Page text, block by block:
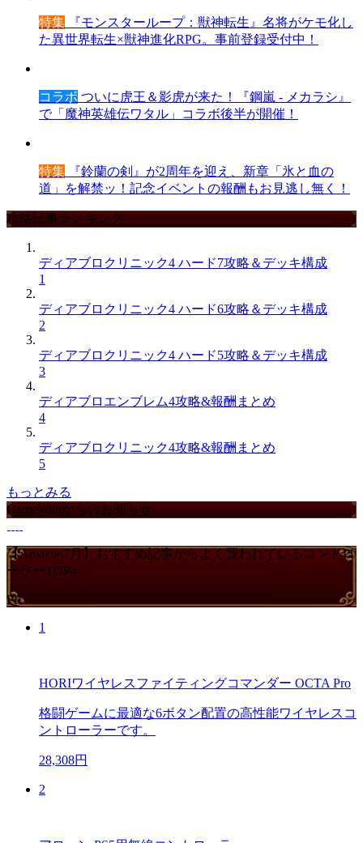
特集 『モンスターループ：獣神転生』名将がケモ化し
た異世界転生×獣神進化RPG。事前登録受付中！
コラボ ついに虎王＆影虎が来た！『鋼嵐 - メカラシ』
で「魔神英雄伝ワタル」コラボ後半が開催！
特集 『鈴蘭の剣』が2周年を迎え、新章「氷と血の
道」を解禁ッ！記念イベントの報酬もお見逃し無く！
攻略記事ランキング
ディアブロクリニック4 ハード7攻略＆デッキ構成
1
ディアブロクリニック4 ハード6攻略＆デッキ構成
2
ディアブロクリニック4 ハード5攻略＆デッキ構成
3
ディアブロエンブレム4攻略&報酬まとめ
4
ディアブロクリニック4攻略&報酬まとめ
5
もっとみる
GameWithからのお知らせ
【Amazon7月】おすすめ記事からよく買われているコントロ
ーラーTOP4
PR
1
HORIワイヤレスファイティングコマンダー OCTA Pro
格闘ゲームに最適な6ボタン配置の高性能ワイヤレスコ
ントローラーです。
28,308円
2